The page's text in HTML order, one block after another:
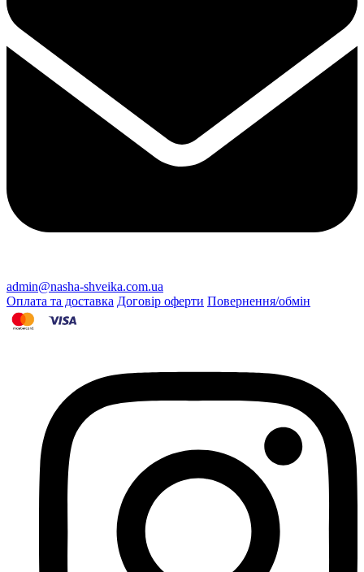
admin@nasha-shveika.com.ua
Оплата та доставка Договір оферти Повернення/обмін